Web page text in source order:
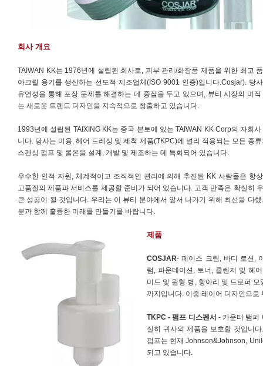
회사 개요
TAIWAN KK는 1976년에 설립된 회사로, 피부 관리/화장품 제품을 위한 최고
아크릴 용기를 생산하는 선도적 제조업체(ISO 9001 인증)입니다.Cosjar). 당
유연성을 통해 포장 문제를 해결하는 데 중점을 두고 있으며, 뷰티 시장의 미
는 새로운 트렌드 디자인을 지속적으로 창출하고 있습니다.
1993년에 설립된 TAIXING KK는 중국 본토에 있는 TAIWAN KK Corp의 자회
니다. 당사는 미용, 헤어 드레싱 및 세척 제품(TKPC)에 널리 적용되는 모든 종
스펜싱 펌프 및 롤온을 설계, 개발 및 제조하는 데 특화되어 있습니다.
우수한 인적 자원, 체계적이고 조직적인 관리에 의해 추진된 KK 사람들은 항
고품질의 제품과 서비스를 제공할 준비가 되어 있습니다. 고객 만족은 확실히
큰 성공이 될 것입니다. 우리는 이 뷰티 분야에서 앞서 나가기 위해 최선을 다
분과 함께 훌륭한 미래를 만들기를 바랍니다.
제품
COSJAR- 페이스 크림, 바디 로션,
럼, 파운데이션, 토너, 클렌저 및 헤
미드 및 원형 병, 항아리 및 드로퍼
까지입니다. 이중 레이어 디자인으
TKPC - 펌프 디스펜서 - 카운터 탬퍼
실히 귀사의 제품을 보호할 것입니
펌프는 현재 Johnson&Johnson,
되고 있습니다.